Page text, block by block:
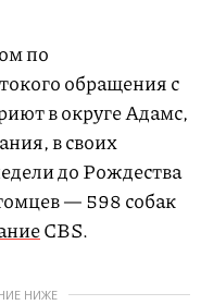
по
обращения с
в округе Адамс,
в своих
до Рождества
— 598 собак
CBS.
НИЖЕ